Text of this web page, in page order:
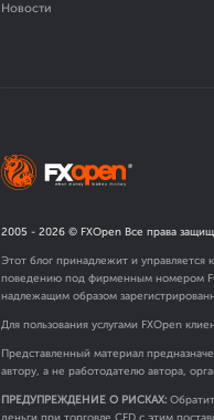
Новости
2005 - 2026 © FXOpen Все права
Этот блог принадлежит и
поведению под фирменным номером
надлежащим образом
Для пользования услугами FXOpen
Представленный материал
автору, а не работодателю автора,
ПРЕДУПРЕЖДЕНИЕ О РИСКАХ: